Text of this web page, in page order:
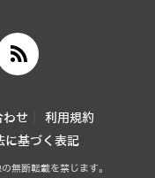
わせ
利用規約
に基づく表記
無断転載を禁じます。